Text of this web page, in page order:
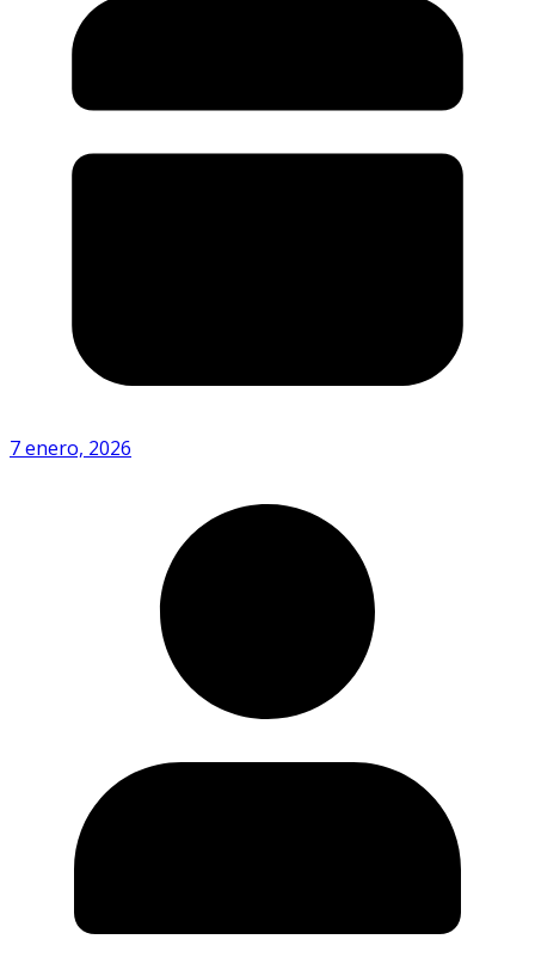
7 enero, 2026